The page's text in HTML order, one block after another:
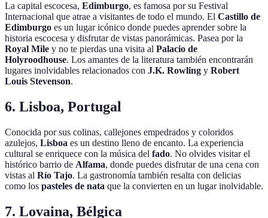
La capital escocesa, Edimburgo, es famosa por su Festival
Internacional que atrae a visitantes de todo el mundo. El Castillo de
Edimburgo es un lugar icónico donde puedes aprender sobre la
historia escocesa y disfrutar de vistas panorámicas. Pasea por la
Royal Mile y no te pierdas una visita al Palacio de
Holyroodhouse. Los amantes de la literatura también encontrarán
lugares inolvidables relacionados con J.K. Rowling y Robert
Louis Stevenson.
6. Lisboa, Portugal
Conocida por sus colinas, callejones empedrados y coloridos
azulejos, Lisboa es un destino lleno de encanto. La experiencia
cultural se enriquece con la música del fado. No olvides visitar el
histórico barrio de Alfama, donde puedes disfrutar de una cena con
vistas al Río Tajo. La gastronomía también resalta con delicias
como los pasteles de nata que la convierten en un lugar inolvidable.
7. Lovaina, Bélgica